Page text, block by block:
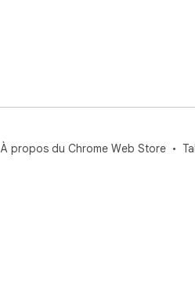
À propos du Chrome Web Store